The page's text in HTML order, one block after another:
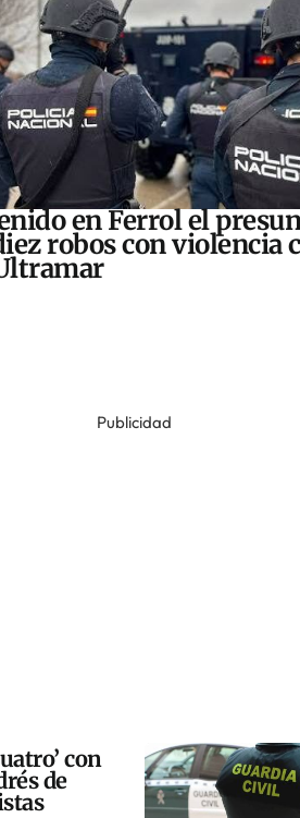
en Ferrol el
robos con violencia
Publicidad
con
de